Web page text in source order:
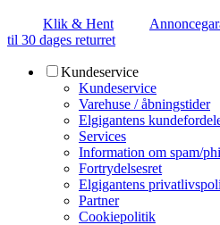
Klik & Hent
til 30 dages returret
Kundeservice
Kundeservice
Varehuse / åbningstider
Elgigantens
Services
Information om spam/
Fortrydelsesret
Elgigantens
Partner
Cookiepolitik